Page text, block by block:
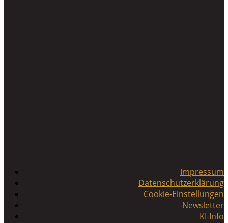
Impressum
Datenschutzerklärung
Cookie-Einstellungen
Newsletter
KI-Info